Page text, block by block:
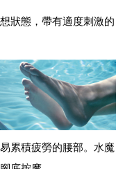
狀態，帶有適度刺激的
累積疲勞的腰部。水魔